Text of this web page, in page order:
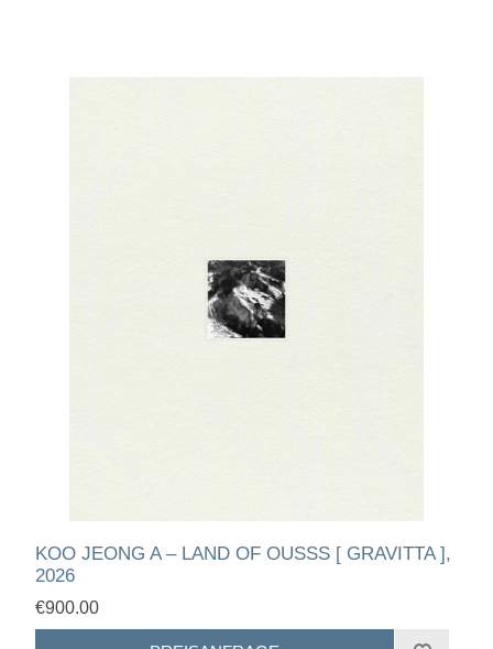
KOO JEONG A – LAND OF OUSSS [ GRAVITTA ],
2026
€900.00